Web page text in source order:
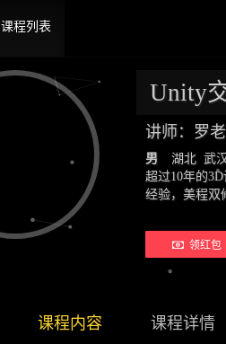
课程列表
Unity
讲师：罗
男
湖北 武
超过10年的
经验，美程
领红包
课程内容 课程详情